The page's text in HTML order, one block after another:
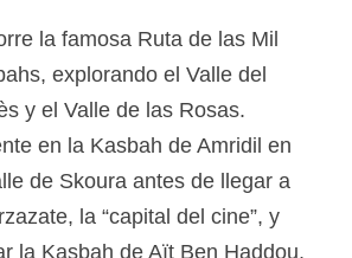
la famosa Ruta de las Mil
explorando el Valle del
y el Valle de las Rosas.
en la Kasbah de Amridil en
de Skoura antes de llegar a
la “capital del cine”, y
la Kasbah de Aït Ben Haddou,